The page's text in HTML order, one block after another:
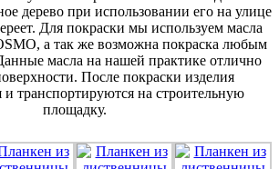
дерево при использовании его на улице
Для покраски мы используем масла
а так же возможна покраска любым
масла на нашей практике отлично
После покраски изделия
и транспортируются на строительную
площадку.